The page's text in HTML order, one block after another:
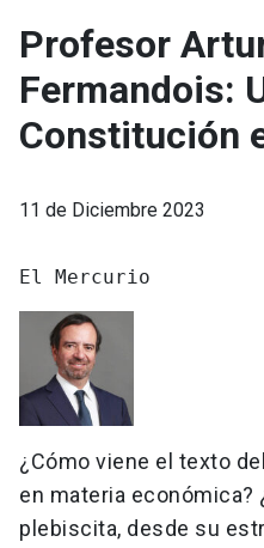
Profesor
Fermandois:
Constitución
11 de Diciembre 2023
El Mercurio
¿Cómo viene el texto
en materia económica?
plebiscita, desde su